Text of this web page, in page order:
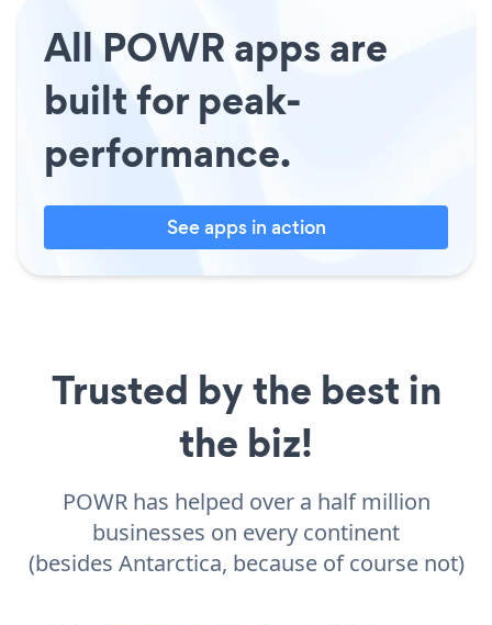
All POWR apps are
built for peak-
performance.
See apps in action
Trusted by the best in
the biz!
POWR has helped over a half million
businesses on every continent
(besides Antarctica, because of course not)